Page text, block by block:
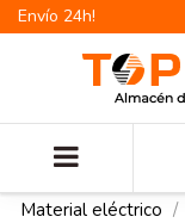
Envío 24h!
Material eléctrico